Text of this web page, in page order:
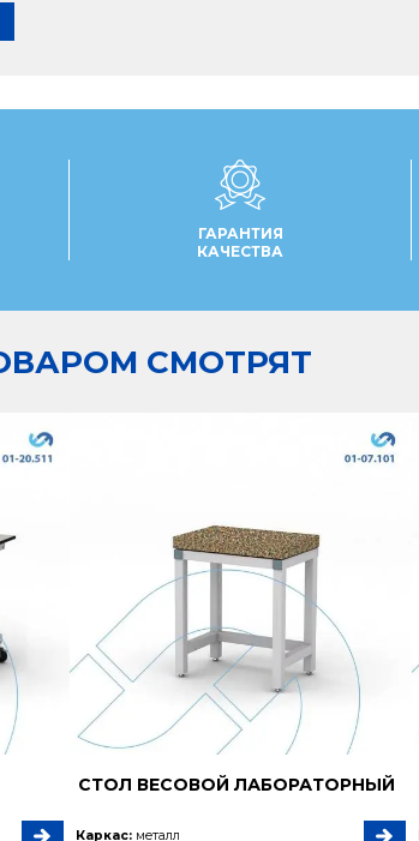
ГАРАНТИЯ
КАЧЕСТВА
СМОТРЯТ
СТОЛ ВЕСОВОЙ ЛАБОРАТОРНЫЙ
Каркас: металл